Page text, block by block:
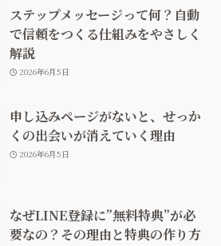
ステップメッセージって何？自動
で信頼をつくる仕組みをやさしく
解説
2026年6月5日
申し込みページがないと、せっか
くの出会いが消えていく理由
2026年6月5日
なぜLINE登録に”無料特典”が必
要なの？その理由と特典の作り方